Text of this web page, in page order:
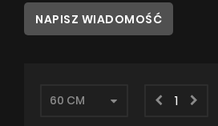
NAPISZ WIADOMOŚĆ